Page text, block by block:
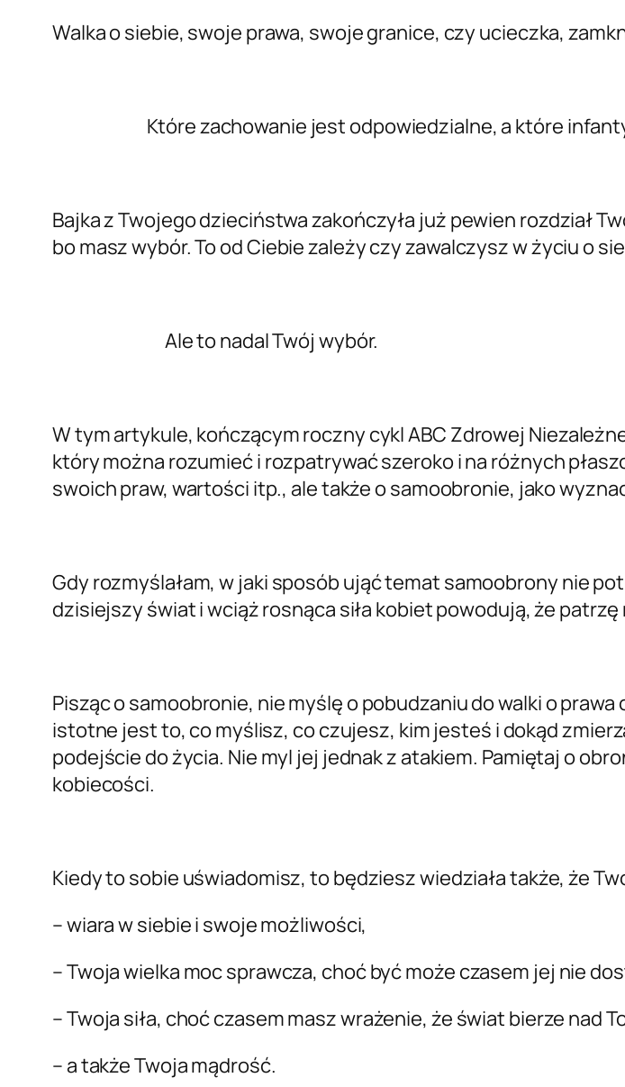
Walka o siebie, swoje prawa, swoje granice, czy ucieczka,
Które zachowanie jest odpowiedzialne, a które
Bajka z Twojego dzieciństwa zakończyła już pewien rozdział
bo masz wybór. To od Ciebie zależy czy zawalczysz w życiu o
Ale to nadal Twój wybór.
W tym artykule, kończącym roczny cykl ABC Zdrowej
który można rozumieć i rozpatrywać szeroko i na różnych
swoich praw, wartości itp., ale także o samoobronie, jako
Gdy rozmyślałam, w jaki sposób ująć temat samoobrony nie
dzisiejszy świat i wciąż rosnąca siła kobiet powodują, że
Pisząc o samoobronie, nie myślę o pobudzaniu do walki o
istotne jest to, co myślisz, co czujesz, kim jesteś i dokąd
podejście do życia. Nie myl jej jednak z atakiem. Pamiętaj o
kobiecości.
Kiedy to sobie uświadomisz, to będziesz wiedziała także, że
– wiara w siebie i swoje możliwości,
– Twoja wielka moc sprawcza, choć być może czasem jej nie
– Twoja siła, choć czasem masz wrażenie, że świat bierze nad
– a także Twoja mądrość.